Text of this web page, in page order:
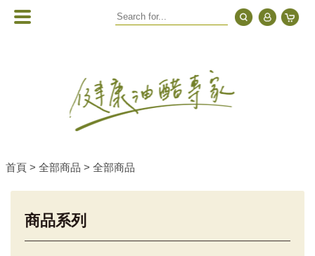
首頁 > 全部商品 > 全部商品
商品系列